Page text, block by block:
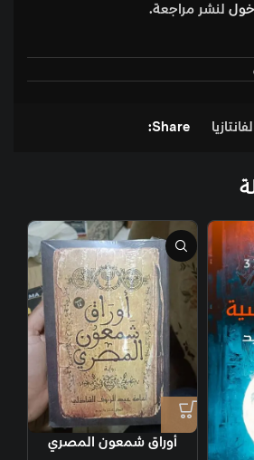
لنشر مراجعة.
Share:
أوراق شمعون المصري